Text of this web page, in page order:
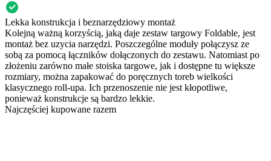
Lekka konstrukcja i beznarzędziowy montaż
Kolejną ważną korzyścią, jaką daje zestaw targowy Foldable, jest
montaż bez uzycia narzędzi. Poszczególne moduły połączysz ze
sobą za pomocą łączników dołączonych do zestawu. Natomiast po
złożeniu zarówno małe stoiska targowe, jak i dostępne tu większe
rozmiary, można zapakować do poręcznych toreb wielkości
klasycznego roll-upa. Ich przenoszenie nie jest kłopotliwe,
ponieważ konstrukcje są bardzo lekkie.
Najczęściej kupowane razem